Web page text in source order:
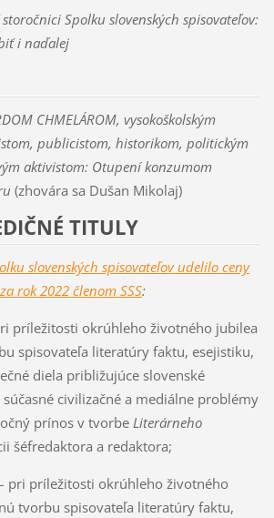
storočnici Spolku slovenských spisovateľov:
i naďalej
CHMELÁROM, vysokoškolským
publicistom, historikom, politickým
aktivistom: Otupení konzumom
(zhovára sa Dušan Mikolaj)
TITULY
slovenských spisovateľov udelilo ceny
rok 2022 členom SSS:
príležitosti okrúhleho životného jubilea
spisovateľa literatúry faktu, esejistiku,
diela približujúce slovenské
civilizačné a mediálne problémy
prínos v tvorbe Literárneho
šéfredaktora a redaktora;
– pri príležitosti okrúhleho životného
tvorbu spisovateľa literatúry faktu,